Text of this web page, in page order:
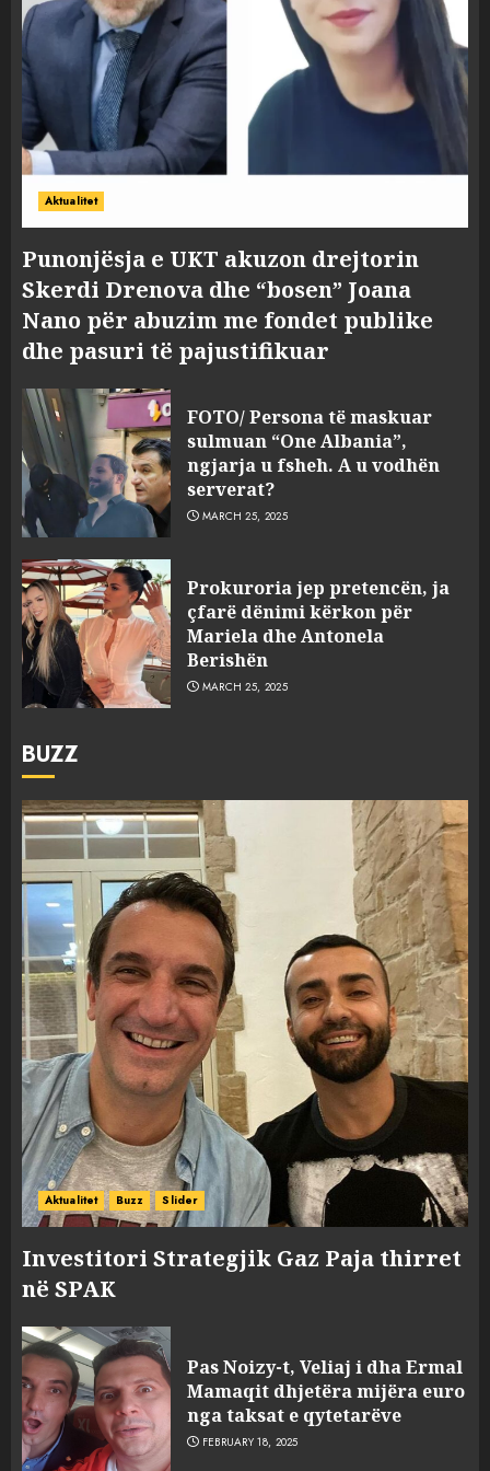
Aktualitet
Punonjësja e UKT akuzon drejtorin
Skerdi Drenova dhe “bosen” Joana
Nano për abuzim me fondet publike
dhe pasuri të pajustifikuar
FOTO/ Persona të maskuar
sulmuan “One Albania”,
ngjarja u fsheh. A u vodhën
serverat?
MARCH 25, 2025
Prokuroria jep pretencën, ja
çfarë dënimi kërkon për
Mariela dhe Antonela
Berishën
MARCH 25, 2025
BUZZ
Aktualitet Buzz Slider
Investitori Strategjik Gaz Paja thirret
në SPAK
Pas Noizy-t, Veliaj i dha Ermal
Mamaqit dhjetëra mijëra euro
nga taksat e qytetarëve
FEBRUARY 18, 2025